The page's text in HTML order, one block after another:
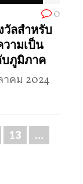
0
วัลสำหรับ
ามเป็น
บภูมิภาค
าคม 2024
13
…